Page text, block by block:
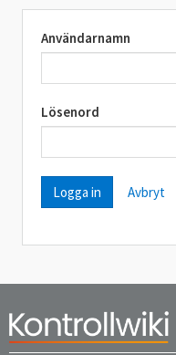
Användarnamn
Lösenord
Avbryt